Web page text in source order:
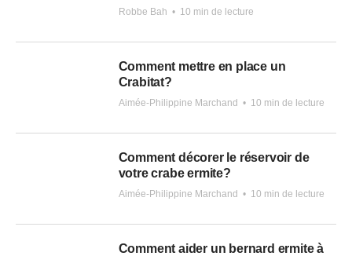
Robbe Bah • 10 min de lecture
Comment mettre en place un
Crabitat?
Aimée-Philippine Marchand • 10 min de lecture
Comment décorer le réservoir de
votre crabe ermite?
Aimée-Philippine Marchand • 10 min de lecture
Comment aider un bernard ermite à